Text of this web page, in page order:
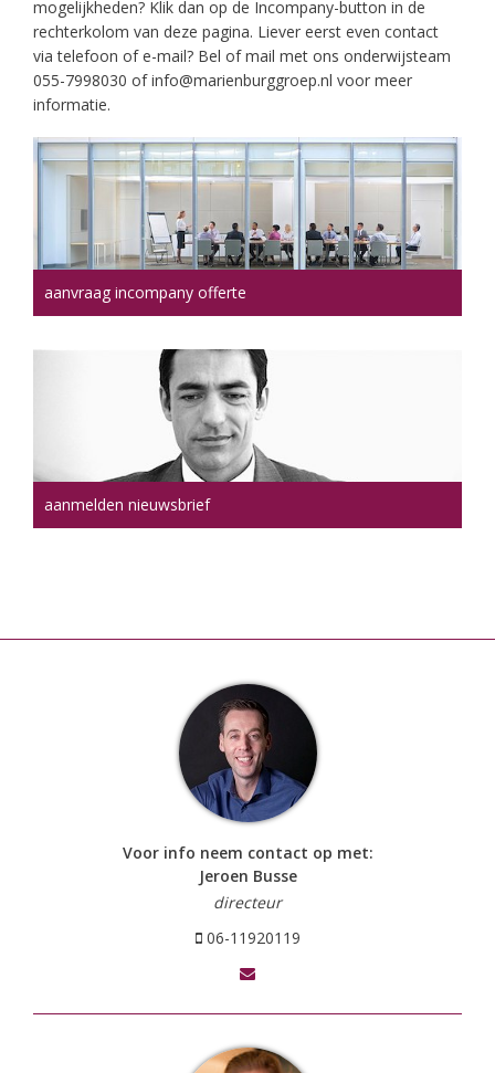
mogelijkheden? Klik dan op de Incompany-button in de
rechterkolom van deze pagina. Liever eerst even contact
via telefoon of e-mail? Bel of mail met ons onderwijsteam
055-7998030 of info@marienburggroep.nl voor meer
informatie.
aanvraag incompany offerte
aanmelden nieuwsbrief
Voor info neem contact op met:
Jeroen Busse
directeur
06-11920119